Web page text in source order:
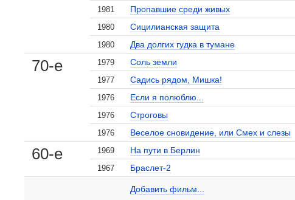
1981 Пропавшие среди живых
1980
Сицилианская защита
1980 Два долгих гудка в тумане
70-е 1979 Соль земли
1977
Садись рядом, Мишка!
1976 Если я полюблю...
1976
Строговы
1976
Веселое сновидение, или Смех и слезы
60-е 1969 На пути в Берлин
1967 Браслет-2
Добавить фильм...
Юрий Башков на сайте Кино-Театр.ru
, поделитесь своим мнением